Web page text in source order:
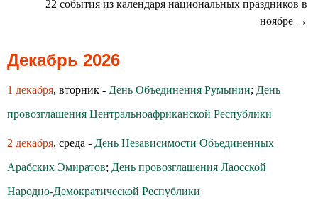
22 события из календаря национальных праздников в
ноябре →
Декабрь 2026
1 декабря, вторник - День Объединения Румынии; День
провозглашения Центральноафриканской Республики
2 декабря, среда - День Независимости Объединенных
Арабских Эмиратов; День провозглашения Лаосской
Народно-Демократической Республики